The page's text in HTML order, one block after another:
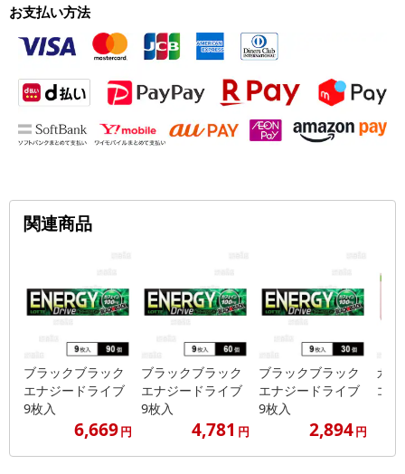
お支払い方法
関連商品
ブラックブラック
エナジードライブ
9枚入
6,669円
ブラックブラック
エナジードライブ
9枚入
4,781 円
ブラックブラック
エナジードライブ
9枚入
2,894円
ガ
コ